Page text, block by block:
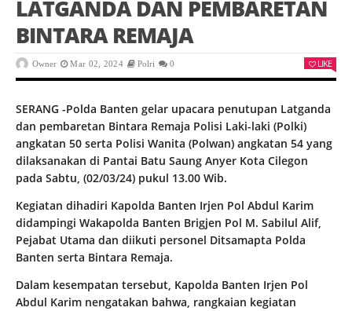
LATGANDA DAN PEMBARETAN
BINTARA REMAJA
Owner Mar 02, 2024 Polri 0 LIKE
SERANG -Polda Banten gelar upacara penutupan Latganda
dan pembaretan Bintara Remaja Polisi Laki-laki (Polki)
angkatan 50 serta Polisi Wanita (Polwan) angkatan 54 yang
dilaksanakan di Pantai Batu Saung Anyer Kota Cilegon
pada Sabtu, (02/03/24) pukul 13.00 Wib.
Kegiatan dihadiri Kapolda Banten Irjen Pol Abdul Karim
didampingi Wakapolda Banten Brigjen Pol M. Sabilul Alif,
Pejabat Utama dan diikuti personel Ditsamapta Polda
Banten serta Bintara Remaja.
Dalam kesempatan tersebut, Kapolda Banten Irjen Pol
Abdul Karim nengatakan bahwa, rangkaian kegiatan